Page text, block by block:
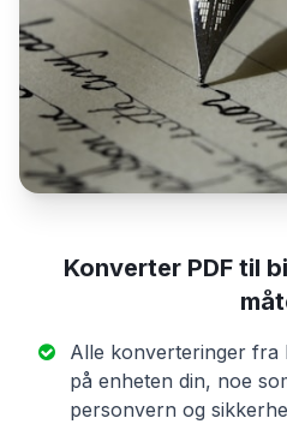
Konverter PDF til
Alle konverteringer fra
på enheten din, noe
personvern og